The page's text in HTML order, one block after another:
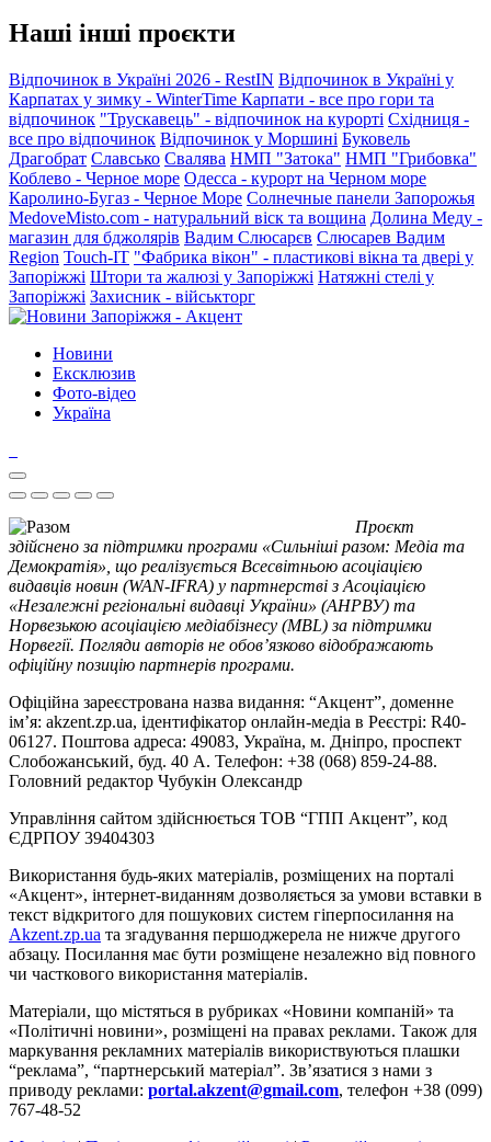
Наші інші проєкти
Відпочинок в Україні 2026 - RestIN Відпочинок в Україні у
Карпатах у зимку - WinterTime Карпати - все про гори та
відпочинок "Трускавець" - відпочинок на курорті Східниця -
все про відпочинок Відпочинок у Моршині Буковель
Драгобрат Славсько Свалява НМП "Затока" НМП "Грибовка"
Коблево - Черное море Одесса - курорт на Черном море
Каролино-Бугаз - Черное Море Солнечные панели Запорожья
MedoveMisto.com - натуральний віск та вощина Долина Меду -
магазин для бджолярів Вадим Слюсарєв Слюсарев Вадим
Region Touch-IT "Фабрика вікон" - пластикові вікна та двері у
Запоріжжі Штори та жалюзі у Запоріжжі Натяжні стелі у
Запоріжжі Захисник - військторг
Новини
Ексклюзив
Фото-відео
Україна
Проєкт
здійснено за підтримки програми «Сильніші разом: Медіа та
Демократія», що реалізується Всесвітньою асоціацією
видавців новин (WAN-IFRA) у партнерстві з Асоціацією
«Незалежні регіональні видавці України» (АНРВУ) та
Норвезькою асоціацією медіабізнесу (MBL) за підтримки
Норвегії. Погляди авторів не обов’язково відображають
офіційну позицію партнерів програми.
Офіційна зареєстрована назва видання: “Акцент”, доменне
ім’я: akzent.zp.ua, ідентифікатор онлайн-медіа в Реєстрі: R40-
06127. Поштова адреса: 49083, Україна, м. Дніпро, проспект
Слобожанський, буд. 40 А. Телефон: +38 (068) 859-24-88.
Головний редактор Чубукін Олександр
Управління сайтом здійснюється ТОВ “ГПП Акцент”, код
ЄДРПОУ 39404303
Використання будь-яких матеріалів, розміщених на порталі
«Акцент», інтернет-виданням дозволяється за умови вставки в
текст відкритого для пошукових систем гіперпосилання на
Akzent.zp.ua та згадування першоджерела не нижче другого
абзацу. Посилання має бути розміщене незалежно від повного
чи часткового використання матеріалів.
Матеріали, що містяться в рубриках «Новини компаній» та
«Політичні новини», розміщені на правах реклами. Також для
маркування рекламних матеріалів використвуються плашки
“реклама”, “партнерський матеріал”. Зв’язатися з нами з
приводу реклами: portal.akzent@gmail.com, телефон +38 (099)
767-48-52